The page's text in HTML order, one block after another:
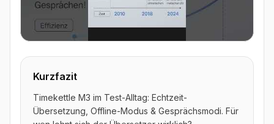
▶ Video ansehen
Kurzfazit
Timekettle M3 im Test-Alltag: Echtzeit-
Übersetzung, Offline-Modus & Gesprächsmodi. Für